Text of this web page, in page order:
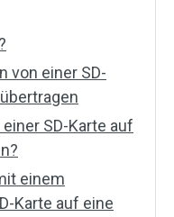
von einer SD-
SD-Karte auf
einem
Karte auf eine